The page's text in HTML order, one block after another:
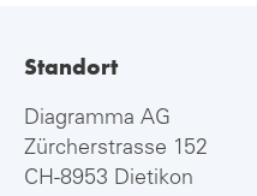
Standort
Diagramma AG
Zürcherstrasse 152
CH-8953 Dietikon